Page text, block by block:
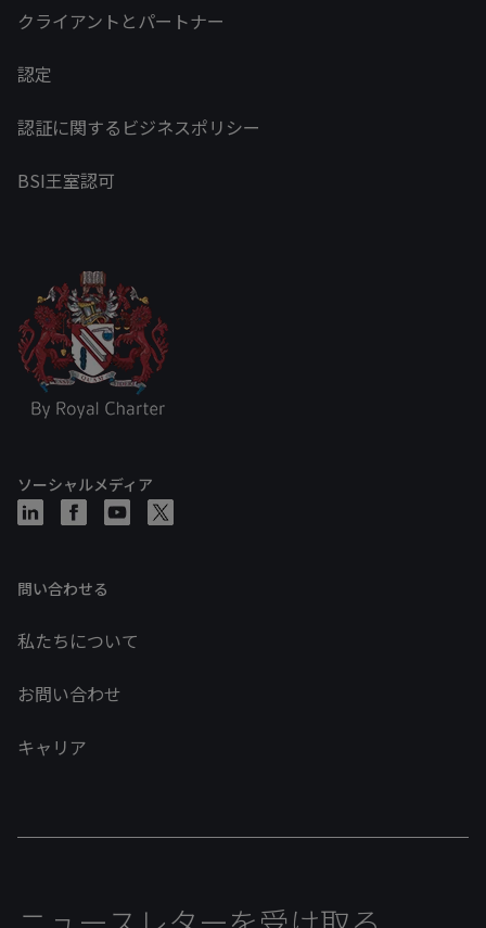
クライアントとパートナー
認定
認証に関するビジネスポリシー
BSI王室認可
ソーシャルメディア
問い合わせる
私たちについて
お問い合わせ
キャリア